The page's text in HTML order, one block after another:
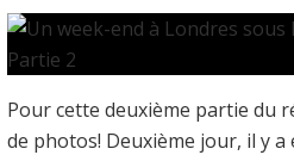
Pour cette deuxième partie du
de photos! Deuxième jour, il y